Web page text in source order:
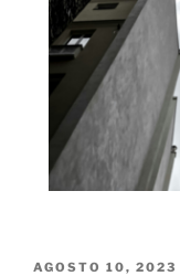
PUBLICADO
AGOSTO 10, 2023